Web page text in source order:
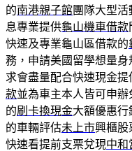
的南港親子館團隊大型
息專業提供龜山機車借款
快速及專業龜山區借款的
務，申請美國留學想量身
求會盡量配合快速現金
款並為車主本人皆可申
的刷卡換現金大額優惠行
的車輛評估未上市興櫃股
快速看提前支票兌現中和